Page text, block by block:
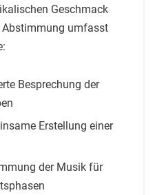
Geschmack
Abstimmung umfasst
Besprechung der
Erstellung einer
der Musik für